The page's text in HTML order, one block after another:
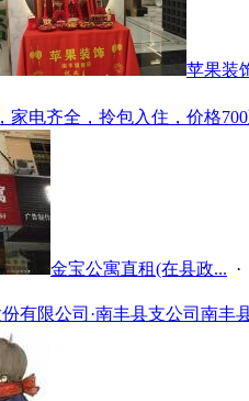
苹果装
家电齐全，拎包入住，价格
金宝公寓直租(在县政... ·
份有限公司·南丰县支公司